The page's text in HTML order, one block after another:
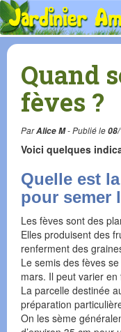
Quand
fèves ?
ParAlice M- Publié le
Voici quelques
Quelle est
pour semer
Les fèves sont des
Elles produisent des
renferment des
Le semis des fèves
mars. Il peut varier
La parcelle destinée
préparation
On les sème